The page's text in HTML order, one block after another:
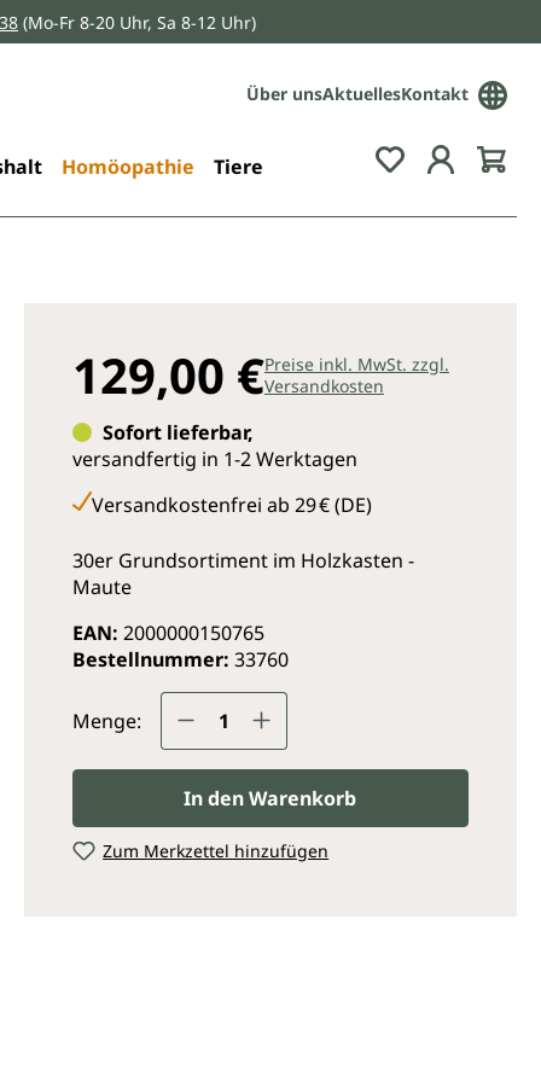
(Mo-Fr 8-20 Uhr, Sa 8-12 Uhr)
Über unsAktuellesKontakt
Homöopathie Tiere Du hast 0
129,00 €Preise inkl. MwSt. zzgl.
Versandkosten
Sofort lieferbar,
versandfertig in 1-2 Werktagen
Versandkostenfrei ab 29 € (DE)
30er Grundsortiment im Holzkasten -
Maute
EAN: 2000000150765
Bestellnummer: 33760
Menge: Produkt Anzahl: Gib den
In den Warenkorb
Zum Merkzettel hinzufügen